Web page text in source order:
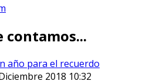
año para el recuerdo
2018 10:32